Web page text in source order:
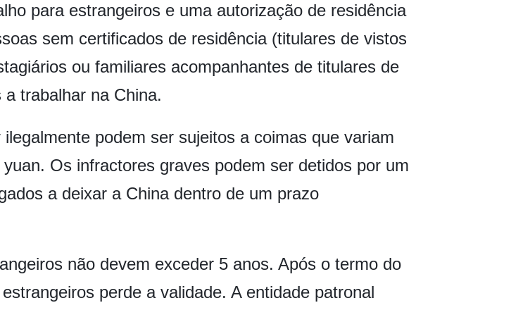
para estrangeiros e uma autorização de residência
sem certificados de residência (titulares de vistos
ou familiares acompanhantes de titulares de
trabalhar na China.
podem ser sujeitos a coimas que variam
Os infractores graves podem ser detidos por um
a deixar a China dentro de um prazo
não devem exceder 5 anos. Após o termo do
perde a validade. A entidade patronal